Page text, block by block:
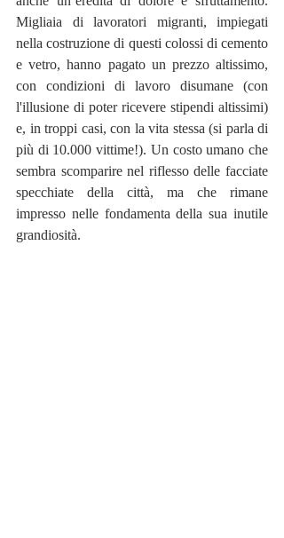
Migliaia di lavoratori migranti, impiegati
nella costruzione di questi colossi di cemento
e vetro, hanno pagato un prezzo altissimo,
con condizioni di lavoro disumane (con
l'illusione di poter ricevere stipendi altissimi)
e, in troppi casi, con la vita stessa (si parla di
più di 10.000 vittime!). Un costo umano che
sembra scomparire nel riflesso delle facciate
specchiate della città, ma che rimane
impresso nelle fondamenta della sua inutile
grandiosità.